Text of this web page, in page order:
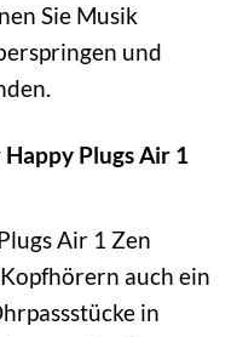
Sie Musik
und
Plugs Air 1
Air 1 Zen
auch ein
in